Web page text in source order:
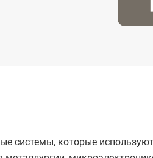
системы, которые